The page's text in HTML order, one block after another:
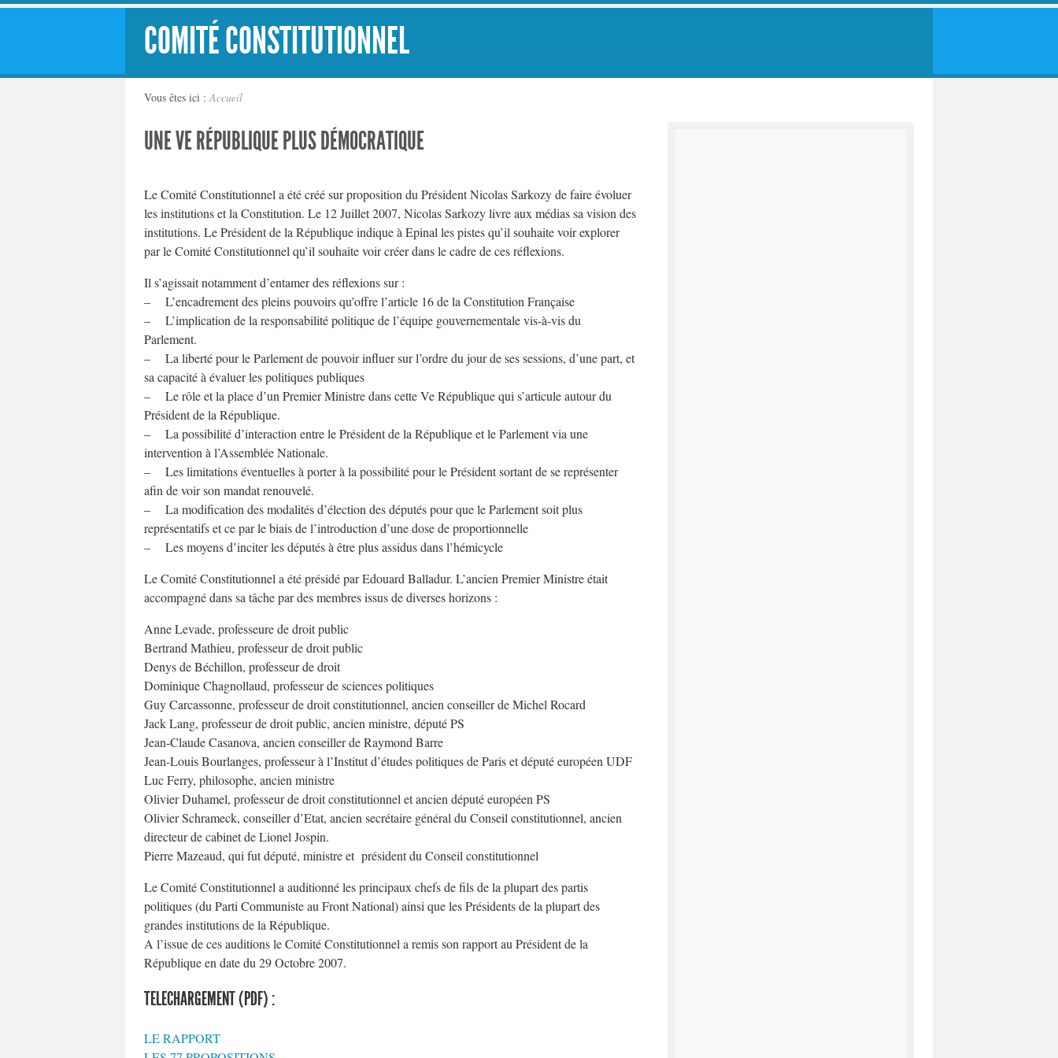
COMITÉ CONSTITUTIONNEL
Vous êtes ici : Accueil
UNE VE RÉPUBLIQUE PLUS DÉMOCRATIQUE
Le Comité Constitutionnel a été créé sur proposition du Président Nicolas Sarkozy de faire évoluer
les institutions et la Constitution. Le 12 Juillet 2007, Nicolas Sarkozy livre aux médias sa vision des
institutions. Le Président de la République indique à Epinal les pistes qu’il souhaite voir explorer
par le Comité Constitutionnel qu’il souhaite voir créer dans le cadre de ces réflexions.
Il s’agissait notamment d’entamer des réflexions sur :
– L’encadrement des pleins pouvoirs qu’offre l’article 16 de la Constitution Française
– L’implication de la responsabilité politique de l’équipe gouvernementale vis-à-vis du
Parlement.
– La liberté pour le Parlement de pouvoir influer sur l’ordre du jour de ses sessions, d’une part, et
sa capacité à évaluer les politiques publiques
– Le rôle et la place d’un Premier Ministre dans cette Ve République qui s’articule autour du
Président de la République.
– La possibilité d’interaction entre le Président de la République et le Parlement via une
intervention à l’Assemblée Nationale.
– Les limitations éventuelles à porter à la possibilité pour le Président sortant de se représenter
afin de voir son mandat renouvelé.
– La modification des modalités d’élection des députés pour que le Parlement soit plus
représentatifs et ce par le biais de l’introduction d’une dose de proportionnelle
– Les moyens d’inciter les députés à être plus assidus dans l’hémicycle
Le Comité Constitutionnel a été présidé par Edouard Balladur. L’ancien Premier Ministre était
accompagné dans sa tâche par des membres issus de diverses horizons :
Anne Levade, professeure de droit public
Bertrand Mathieu, professeur de droit public
Denys de Béchillon, professeur de droit
Dominique Chagnollaud, professeur de sciences politiques
Guy Carcassonne, professeur de droit constitutionnel, ancien conseiller de Michel Rocard
Jack Lang, professeur de droit public, ancien ministre, député PS
Jean-Claude Casanova, ancien conseiller de Raymond Barre
Jean-Louis Bourlanges, professeur à l’Institut d’études politiques de Paris et député européen UDF
Luc Ferry, philosophe, ancien ministre
Olivier Duhamel, professeur de droit constitutionnel et ancien député européen PS
Olivier Schrameck, conseiller d’Etat, ancien secrétaire général du Conseil constitutionnel, ancien
directeur de cabinet de Lionel Jospin.
Pierre Mazeaud, qui fut député, ministre et président du Conseil constitutionnel
Le Comité Constitutionnel a auditionné les principaux chefs de fils de la plupart des partis
politiques (du Parti Communiste au Front National) ainsi que les Présidents de la plupart des
grandes institutions de la République.
A l’issue de ces auditions le Comité Constitutionnel a remis son rapport au Président de la
République en date du 29 Octobre 2007.
TELECHARGEMENT (PDF) :
LE RAPPORT